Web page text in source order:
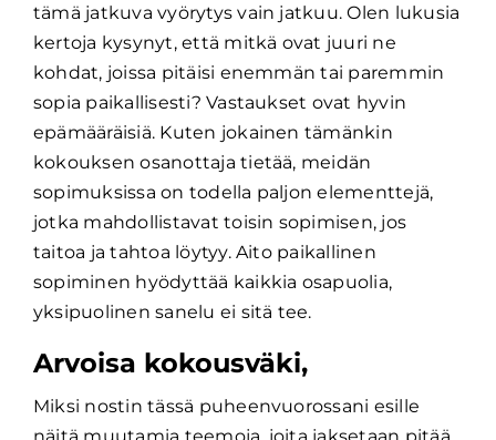
tämä jatkuva vyörytys vain jatkuu. Olen lukusia
kertoja kysynyt, että mitkä ovat juuri ne
kohdat, joissa pitäisi enemmän tai paremmin
sopia paikallisesti? Vastaukset ovat hyvin
epämääräisiä. Kuten jokainen tämänkin
kokouksen osanottaja tietää, meidän
sopimuksissa on todella paljon elementtejä,
jotka mahdollistavat toisin sopimisen, jos
taitoa ja tahtoa löytyy. Aito paikallinen
sopiminen hyödyttää kaikkia osapuolia,
yksipuolinen sanelu ei sitä tee.
Arvoisa kokousväki,
Miksi nostin tässä puheenvuorossani esille
näitä muutamia teemoja, joita jaksetaan pitää